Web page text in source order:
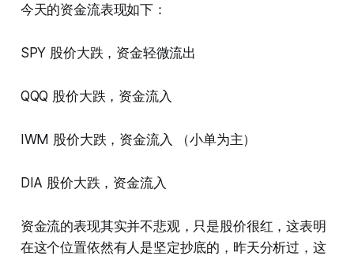
今天的资金流表现如下：
SPY 股价大跌，资金轻微流出
QQQ 股价大跌，资金流入
IWM 股价大跌，资金流入 （小单为主）
DIA 股价大跌，资金流入
资金流的表现其实并不悲观，只是股价很红，这表明
在这个位置依然有人是坚定抄底的，昨天分析过，这